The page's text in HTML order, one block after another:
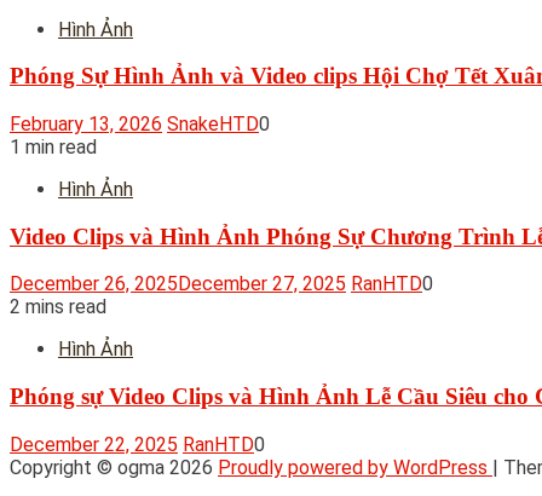
Hình Ảnh
Phóng Sự Hình Ảnh và Video clips Hội Chợ Tết
February 13, 2026 SnakeHTD0
1 min read
Hình Ảnh
Video Clips và Hình Ảnh Phóng Sự Chương Trình
December 26, 2025 December 27, 2025 RanHTD0
2 mins read
Hình Ảnh
Phóng sự Video Clips và Hình Ảnh Lễ Cầu Siêu
December 22, 2025 RanHTD0
Copyright © ogma 2026 Proudly powered by WordPress |